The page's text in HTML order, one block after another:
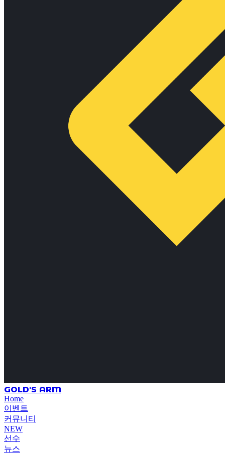
GOLD'S ARM
Home
이벤트
커뮤니티
NEW
선수
뉴스